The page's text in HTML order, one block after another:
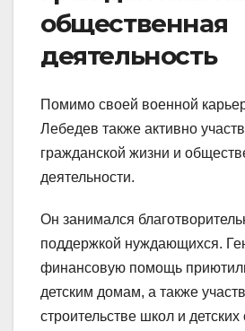
общественная
деятельность
Помимо своей военной
Лебедев также активно
гражданской жизни и
деятельности.
Он занимался
поддержкой нуждающихся.
финансовую помощь
детским домам, а также
строительстве школ и